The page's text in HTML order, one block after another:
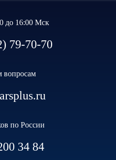
до 16:00 Мск
79-70-70
вопросам
по России
34 84